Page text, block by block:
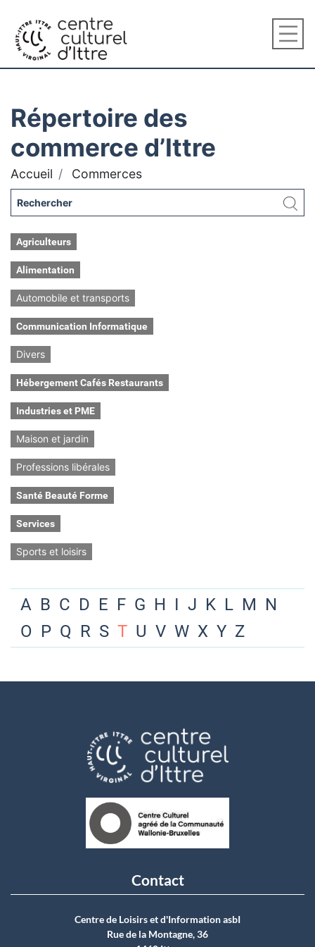
Répertoire des
commerce d’Ittre
Accueil Commerces
Agriculteurs
Alimentation
Automobile et transports
Communication Informatique
Divers
Hébergement Cafés Restaurants
Industries et PME
Maison et jardin
Professions libérales
Santé Beauté Forme
Services
Sports et loisirs
A B C D E F G H I J K L M N
O P Q R S T U V W X Y Z
Contact
Centre de Loisirs et d'Information asbI
Rue de la Montagne, 36